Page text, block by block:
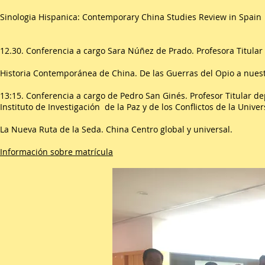
Sinologia Hispanica: Contemporary China Studies Review in Spain
12.30. Conferencia a cargo Sara Núñez de Prado. Profesora
Historia Contemporánea de China. De las Guerras del Opio a
13:15. Conferencia a cargo de Pedro San Ginés. Profesor Titular
Instituto de Investigación de la Paz y de los Conflictos de la
La Nueva Ruta de la Seda. China Centro global y universal.
Información sobre matrícula